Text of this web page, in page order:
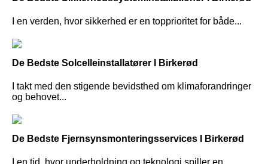
I en verden, hvor sikkerhed er en topprioritet for både...
De Bedste Solcelleinstallatører I Birkerød
I takt med den stigende bevidsthed om klimaforandringer
og behovet...
De Bedste Fjernsynsmonteringsservices I Birkerød